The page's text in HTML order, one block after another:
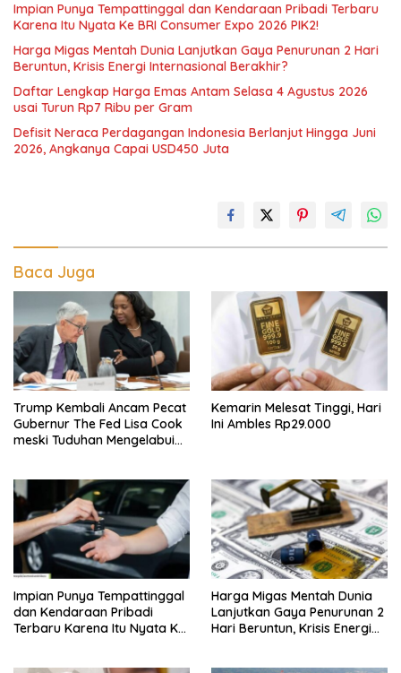
Impian Punya Tempattinggal dan Kendaraan Pribadi Terbaru
Karena Itu Nyata Ke BRI Consumer Expo 2026 PIK2!
Harga Migas Mentah Dunia Lanjutkan Gaya Penurunan 2 Hari
Beruntun, Krisis Energi Internasional Berakhir?
Daftar Lengkap Harga Emas Antam Selasa 4 Agustus 2026
usai Turun Rp7 Ribu per Gram
Defisit Neraca Perdagangan Indonesia Berlanjut Hingga Juni
2026, Angkanya Capai USD450 Juta
Baca Juga
Trump Kembali Ancam Pecat
Gubernur The Fed Lisa Cook
meski Tuduhan Mengelabui
Kemarin Melesat Tinggi, Hari
Ini Ambles Rp29.000
Impian Punya Tempattinggal
dan Kendaraan Pribadi
Terbaru Karena Itu Nyata Ke
Harga Migas Mentah Dunia
Lanjutkan Gaya Penurunan 2
Hari Beruntun, Krisis Energi